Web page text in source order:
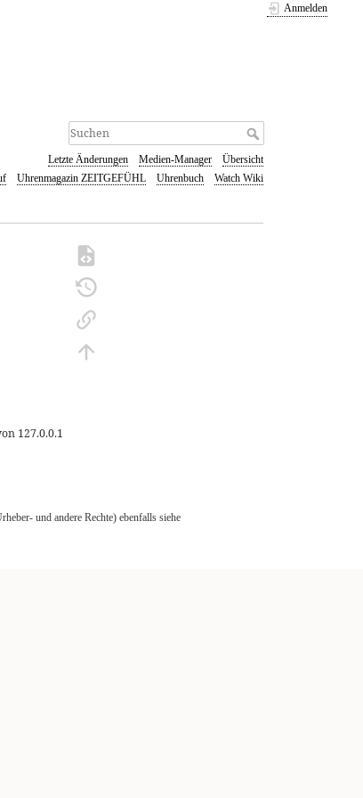
Anmelden
Letzte Änderungen Medien-Manager
Übersicht
Uhrenmagazin ZEITGEFÜHL Uhrenbuch Watch Wiki
127.0.0.1
und andere Rechte) ebenfalls siehe